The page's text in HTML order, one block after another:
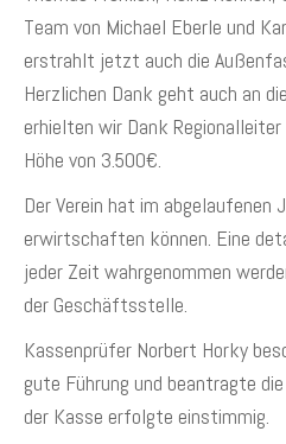
Team von Michael Eberle und
erstrahlt jetzt auch die
Herzlichen Dank geht auch an
erhielten wir Dank Regionalleiter
Höhe von 3.500€.
Der Verein hat im abgelaufenen
erwirtschaften können. Eine
jeder Zeit wahrgenommen
der Geschäftsstelle.
Kassenprüfer Norbert Horky
gute Führung und beantragte
der Kasse erfolgte einstimmig.